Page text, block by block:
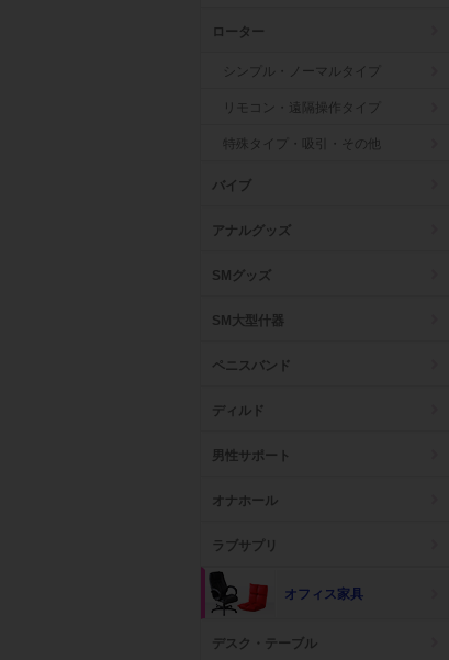
ローター
シンプル・ノーマルタイプ
リモコン・遠隔操作タイプ
特殊タイプ・吸引・その他
バイブ
アナルグッズ
SMグッズ
SM大型什器
ペニスバンド
ディルド
男性サポート
オナホール
ラブサプリ
オフィス家具
デスク・テーブル